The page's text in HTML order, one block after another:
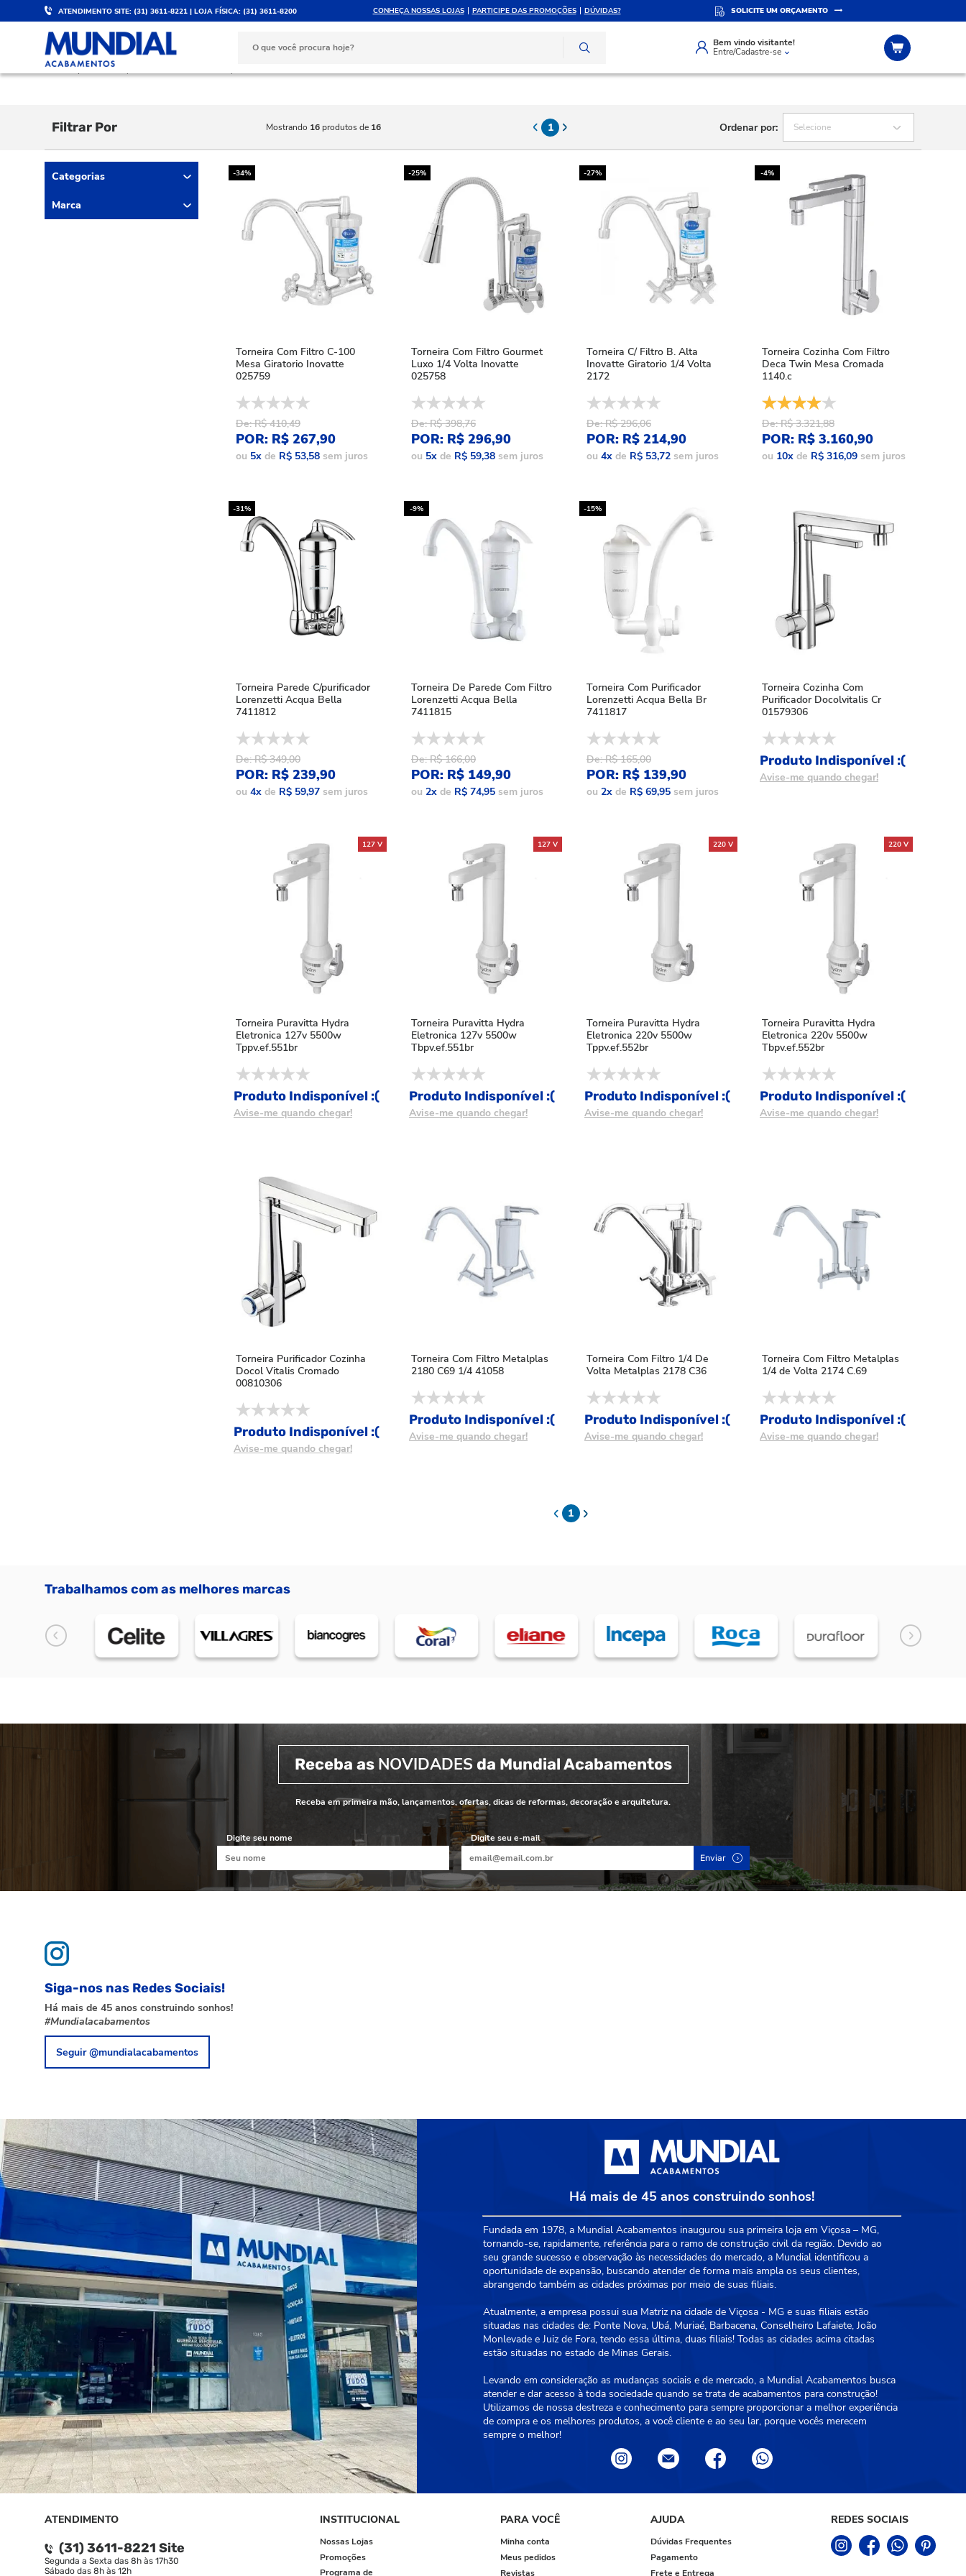
ATENDIMENTO SITE: (31) 3611-8221 | LOJA FÍSICA: (31) 3611-8200 CONHEÇA NOSSAS LOJAS PARTICIPE DAS PROMOÇÕES DÚVIDAS? SOLICITE UM ORÇAMENTO
Bem vindo visitante!
Entre/Cadastre-se
DESCONTO DE 5%
Válido para PIX e boleto
PARCELE ATÉ 10X SEM JUROS ATENDIMENTO PERSONALIZADO SITE SEGURO
COZINHA
Filtrar Por Mostrando 16 produtos de 16 1 Ordenar por: Selecione
Categorias
Marca
-34%
Torneira Com Filtro C-100
Mesa Giratorio Inovatte
025759
De: R$ 410,49
POR: R$ 267,90
ou 5x de R$ 53,58 sem juros
-25%
Torneira Com Filtro Gourmet
Luxo 1/4 Volta Inovatte
025758
De: R$ 398,76
POR: R$ 296,90
ou 5x de R$ 59,38 sem juros
-27%
Torneira C/ Filtro B. Alta
Inovatte Giratorio 1/4 Volta
2172
De: R$ 296,06
POR: R$ 214,90
ou 4x de R$ 53,72 sem juros
-4%
Torneira Cozinha Com Filtro
Deca Twin Mesa Cromada
1140.c
De: R$ 3.321,88
POR: R$ 3.160,90
ou 10x de R$ 316,09 sem juros
-31%
Torneira Parede C/purificador
Lorenzetti Acqua Bella
7411812
De: R$ 349,00
POR: R$ 239,90
ou 4x de R$ 59,97 sem juros
-9%
Torneira De Parede Com Filtro
Lorenzetti Acqua Bella
7411815
De: R$ 166,00
POR: R$ 149,90
ou 2x de R$ 74,95 sem juros
-15%
Torneira Com Purificador
Lorenzetti Acqua Bella Br
7411817
De: R$ 165,00
POR: R$ 139,90
ou 2x de R$ 69,95 sem juros
Torneira Cozinha Com
Purificador Docolvitalis Cr
01579306
Produto Indisponível :(
Avise-me quando chegar!
Torneira Puravitta Hydra
Eletronica 127v 5500w
Tppv.ef.551br
Produto Indisponível :(
Avise-me quando chegar!
Torneira Puravitta Hydra
Eletronica 127v 5500w
Tbpv.ef.551br
Produto Indisponível :(
Avise-me quando chegar!
Torneira Puravitta Hydra
Eletronica 220v 5500w
Tppv.ef.552br
Produto Indisponível :(
Avise-me quando chegar!
Torneira Puravitta Hydra
Eletronica 220v 5500w
Tbpv.ef.552br
Produto Indisponível :(
Avise-me quando chegar!
Torneira Purificador Cozinha
Docol Vitalis Cromado
00810306
Produto Indisponível :(
Avise-me quando chegar!
Torneira Com Filtro Metalplas
2180 C69 1/4 41058
Produto Indisponível :(
Avise-me quando chegar!
Torneira Com Filtro 1/4 De
Volta Metalplas 2178 C36
Produto Indisponível :(
Avise-me quando chegar!
Torneira Com Filtro Metalplas
1/4 de Volta 2174 C.69
Produto Indisponível :(
Avise-me quando chegar!
1
Trabalhamos com as melhores marcas
Receba asNOVIDADES da Mundial Acabamentos
Receba em primeira mão, lançamentos, ofertas, dicas de reformas, decoração e arquitetura.
Digite seu nome Digite seu e-mail
Enviar
Siga-nos nas Redes Sociais!
Há mais de 45 anos construindo sonhos!
#Mundialacabamentos
Seguir @mundialacabamentos
Há mais de 45 anos construindo sonhos!
Fundada em 1978, a Mundial Acabamentos inaugurou sua primeira loja em Viçosa – MG,
tornando-se, rapidamente, referência para o ramo de construção civil da região. Devido ao
seu grande sucesso e observação às necessidades do mercado, a Mundial identificou a
oportunidade de expansão, buscando atender de forma mais ampla os seus clientes,
abrangendo também as cidades próximas por meio de suas filiais.
Atualmente, a empresa possui sua Matriz na cidade de Viçosa - MG e suas filiais estão
situadas nas cidades de: Ponte Nova, Ubá, Muriaé, Barbacena, Conselheiro Lafaiete, João
Monlevade e Juiz de Fora, tendo essa última, duas filiais! Todas as cidades acima citadas
estão situadas no estado de Minas Gerais.
Levando em consideração as mudanças sociais e de mercado, a Mundial Acabamentos busca
atender e dar acesso à toda sociedade quando se trata de acabamentos para construção!
Utilizamos de nossa destreza e conhecimento para sempre proporcionar a melhor experiência
de compra e os melhores produtos, a você cliente e ao seu lar, porque vocês merecem
sempre o melhor!
ATENDIMENTO
(31) 3611-8221 Site
Segunda a Sexta das 8h às 17h30
Sábado das 8h às 12h
INSTITUCIONAL
Nossas Lojas
Promoções
Programa de
PARA VOCÊ
Minha conta
Meus pedidos
Revistas
AJUDA
Dúvidas Frequentes
Pagamento
Frete e Entrega
REDES SOCIAIS